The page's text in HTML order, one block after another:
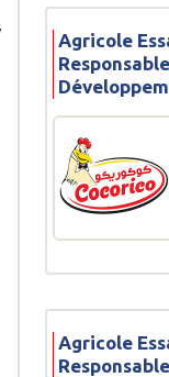
Agricole
Agricole